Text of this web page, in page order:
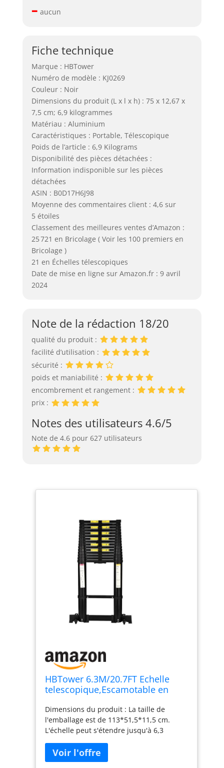
– aucun
Fiche technique
Marque : HBTower
Numéro de modèle : KJ0269
Couleur : Noir
Dimensions du produit (L x l x h) : 75 x 12,67 x
7,5 cm; 6,9 kilogrammes
Matériau : Aluminium
Caractéristiques : Portable, Télescopique
Poids de l’article : 6,9 Kilograms
Disponibilité des pièces détachées :
Information indisponible sur les pièces
détachées
ASIN : B0D17H6J98
Moyenne des commentaires client : 4,6 sur
5 étoiles
Classement des meilleures ventes d’Amazon :
25 721 en Bricolage ( Voir les 100 premiers en
Bricolage )
21 en Échelles télescopiques
Date de mise en ligne sur Amazon.fr : 9 avril
2024
Note de la rédaction 18/20
qualité du produit :
facilité d’utilisation :
sécurité :
poids et maniabilité :
encombrement et rangement :
prix :
Notes des utilisateurs 4.6/5
Note de 4.6 pour 627 utilisateurs
HBTower 6.3M/20.7FT Echelle
telescopique,Escamotable en
plianteConvient aux Camping-
Cars, greniers, extérieurs et
intérieurs, Charge Max 150
kg,Noir
Dimensions du produit : La taille de
l'emballage est de 113*51,5*11,5 cm.
L'échelle peut s'étendre jusqu'à 6,3
jusqu'à 150 kg Alliage d'aluminium haute
résistance : Echelle telescopique est